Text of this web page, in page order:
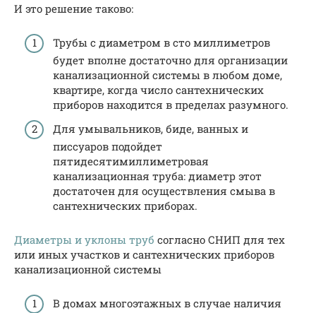
И это решение таково:
Трубы с диаметром в сто миллиметров
будет вполне достаточно для организации
канализационной системы в любом доме,
квартире, когда число сантехнических
приборов находится в пределах разумного.
Для умывальников, биде, ванных и
писсуаров подойдет
пятидесятимиллиметровая
канализационная труба: диаметр этот
достаточен для осуществления смыва в
сантехнических приборах.
Диаметры и уклоны труб согласно СНИП для тех
или иных участков и сантехнических приборов
канализационной системы
В домах многоэтажных в случае наличия